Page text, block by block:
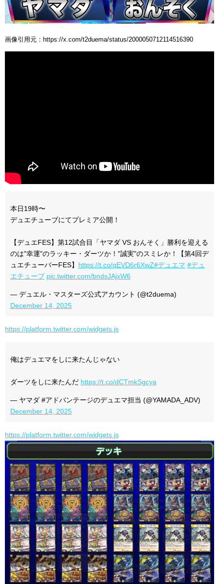
画像引用元：https://x.com/t2duema/status/2000050712114516390
本日19時〜
デュエチューブにてプレミア公開！
【デュエFES】第12試合目「ヤマダ VS おんそく」勝利を迎える
のは"幸運"のラッキー・ダーツか！"誠実"のスミレか！【第4回デ
ュエチューバーFES】 https://t.co/qEVD6r6XwZ#デュエマ #デュ
エチューブ pic.twitter.com/bndsJAjxW6
— デュエル・マスターズ公式アカウント (@t2duema)
December 14, 2025
https://platform.twitter.com/widgets.js
俺はデュエマをしに来たんじゃない
ダーツをしに来たんだ https://t.co/dCTmkSgcya
— ヤマダ #アドバンテージのデュエマ担当 (@YAMADA_ADV)
December 14, 2025
https://platform.twitter.com/widgets.js